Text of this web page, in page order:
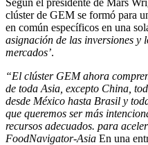
clúster de GEM se formó para
en común específicos en una
asignación de las inversiones y
mercados’.
“El clúster GEM ahora
de toda Asia, excepto China,
desde México hasta Brasil y
que queremos ser más
recursos adecuados. para
FoodNavigator-Asia En una